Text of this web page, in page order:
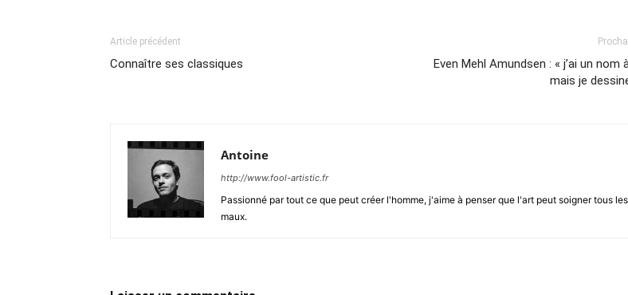
Article précédent
Connaître ses classiques
Even Mehl Amundsen : « j’ai un nom
mais je
Antoine
http://www.fool-artistic.fr
Passionné par tout ce que peut créer l'homme, j'aime à penser que l'art peut soigner tous les
maux.